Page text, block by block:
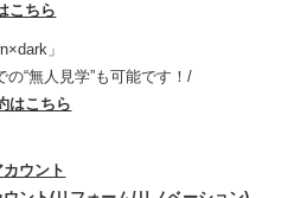
こちら
」
“無人見学”も可能です！/
はこちら
ウント